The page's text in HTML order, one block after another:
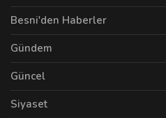
Besni'den Haberler
Gündem
Güncel
Siyaset